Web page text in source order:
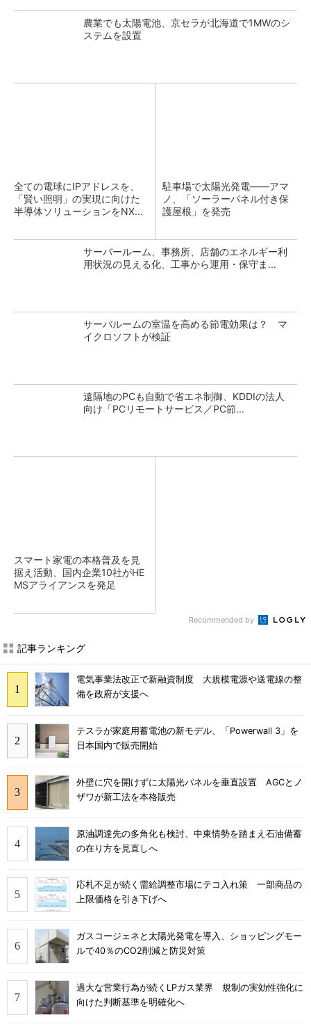
農業でも太陽電池、京セラが北海道で1MWのシ
ステムを設置
全ての電球にIPアドレスを、
「賢い照明」の実現に向けた
半導体ソリューションをNX...
駐車場で太陽光発電――アマ
ノ、「ソーラーパネル付き保
護屋根」を発売
サーバールーム、事務所、店舗のエネルギー利
用状況の見える化、工事から運用・保守ま...
サーバルームの室温を高める節電効果は？ マ
イクロソフトが検証
遠隔地のPCも自動で省エネ制御、KDDIの法人
向け「PCリモートサービス／PC節...
スマート家電の本格普及を見
据え活動、国内企業10社がHE
MSアライアンスを発足
Recommended by
記事ランキング
電気事業法改正で新融資制度 大規模電源や送電線の整
備を政府が支援へ
テスラが家庭用蓄電池の新モデル、「Powerwall 3」を
日本国内で販売開始
外壁に穴を開けずに太陽光パネルを垂直設置 AGCとノ
ザワが新工法を本格販売
原油調達先の多角化も検討、中東情勢を踏まえ石油備蓄
の在り方を見直しへ
応札不足が続く需給調整市場にテコ入れ策 一部商品の
上限価格を引き下げへ
ガスコージェネと太陽光発電を導入、ショッピングモー
ルで40％のCO2削減と防災対策
過大な営業行為が続くLPガス業界 規制の実効性強化に
向けた判断基準を明確化へ